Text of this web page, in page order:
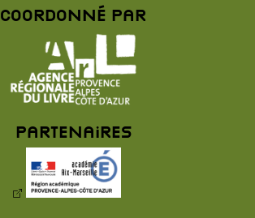
Coordonné par
Partenaires